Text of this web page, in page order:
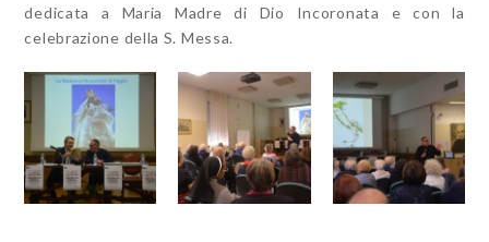
dedicata a Maria Madre di Dio Incoronata e con la
celebrazione della S. Messa.